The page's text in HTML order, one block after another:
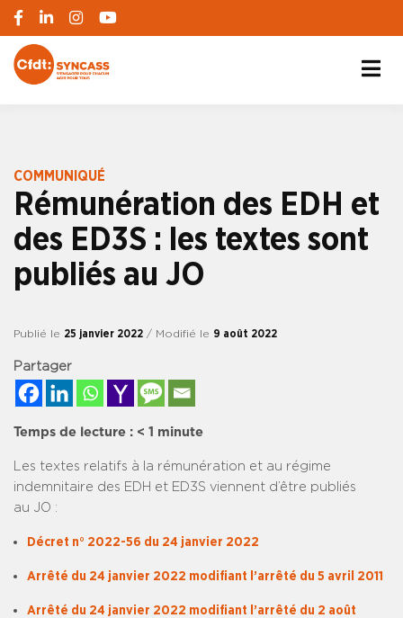
COMMUNIQUÉ
Rémunération des EDH et
des ED3S : les textes sont
publiés au JO
Publié le 25 janvier 2022 / Modifié le 9 août 2022
Partager
Temps de lecture : < 1 minute
Les textes relatifs à la rémunération et au régime
indemnitaire des EDH et ED3S viennent d’être publiés
au JO :
Décret n° 2022-56 du 24 janvier 2022
Arrêté du 24 janvier 2022 modifiant l’arrêté du 5 avril 2011
Arrêté du 24 janvier 2022 modifiant l’arrêté du 2 août